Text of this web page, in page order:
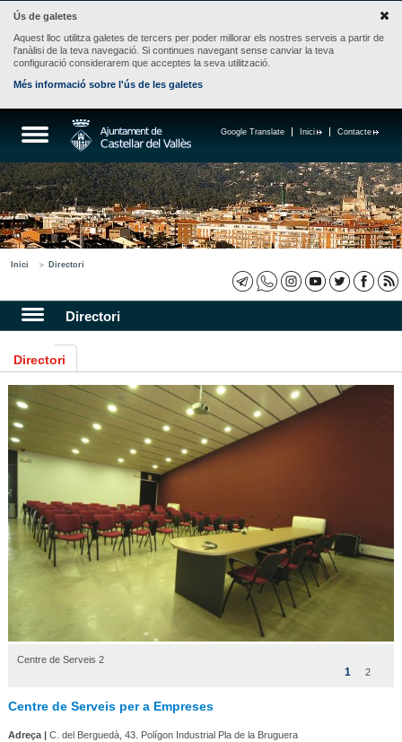
Ús de galetes
Aquest lloc utilitza galetes de tercers per poder millorar els nostres serveis a partir de
l'anàlisi de la teva navegació. Si continues navegant sense canviar la teva
configuració considerarem que acceptes la seva utilització.
Més informació sobre l'ús de les galetes
Contacte
Inici
Google Translate
Inici Directori
Directori
Directori
Centre de Serveis 2
1 2
Centre de Serveis per a Empreses
Adreça |C. del Berguedà, 43. Polígon Industrial Pla de la Bruguera